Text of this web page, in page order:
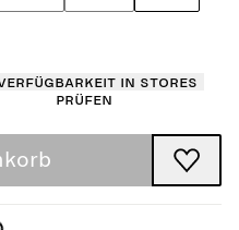
in Stores
prüfen